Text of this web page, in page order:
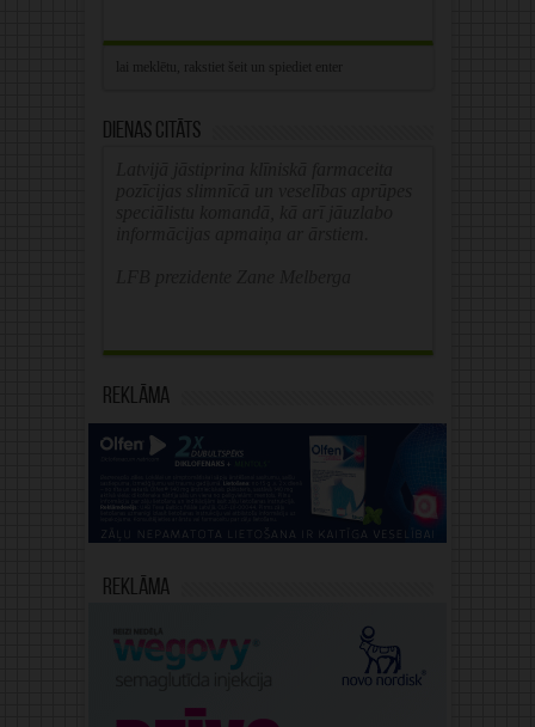
Dienas citāts
Reklāma
Reklāma